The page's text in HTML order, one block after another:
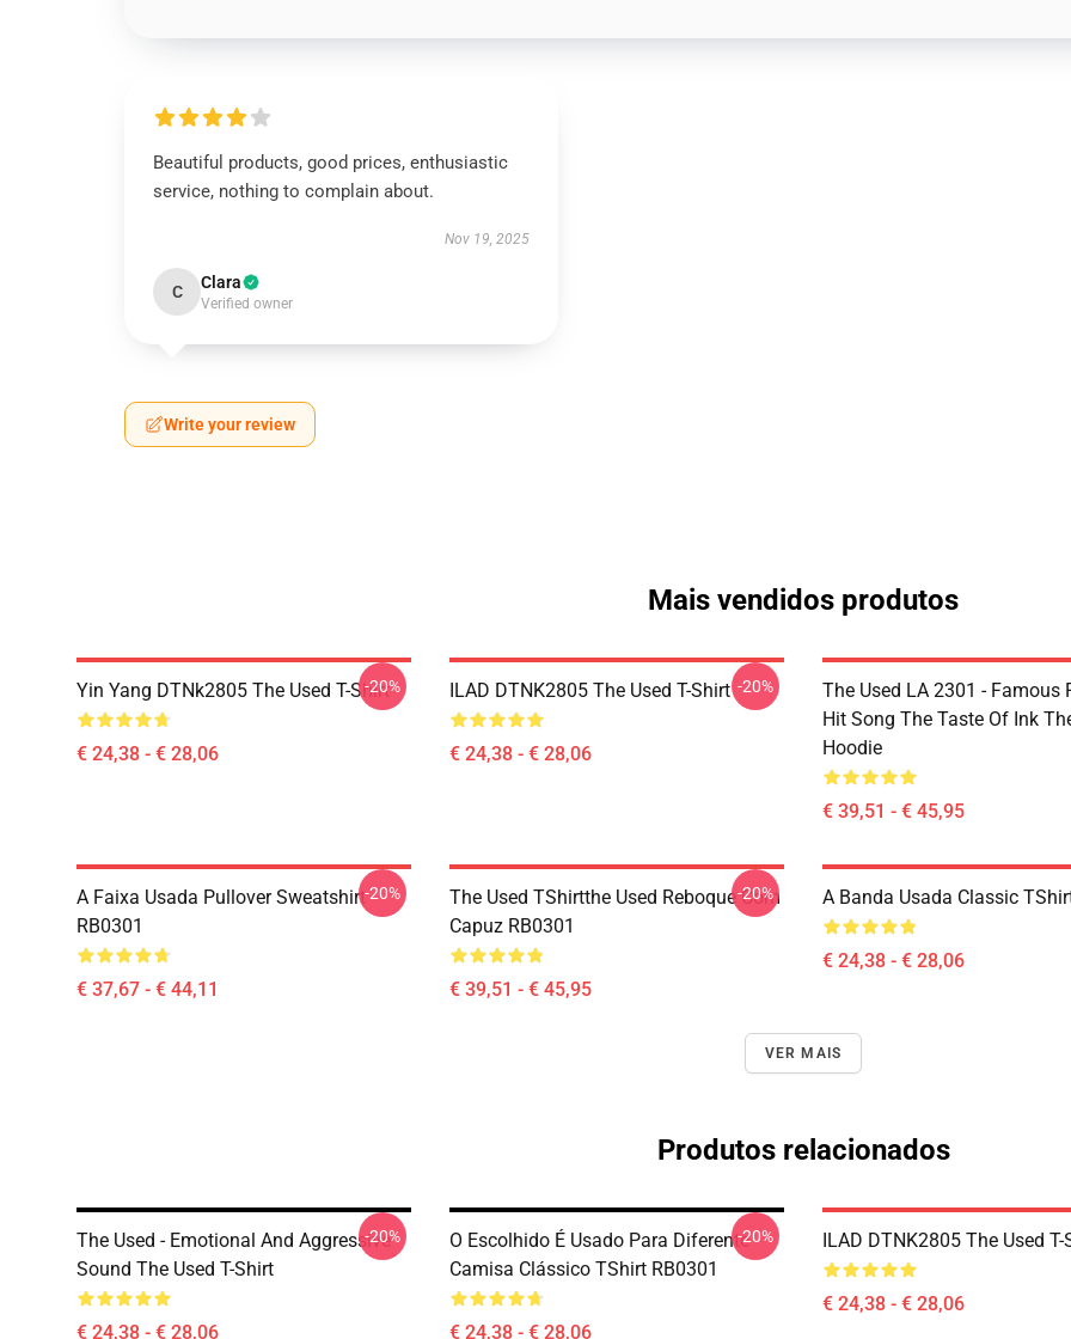
Beautiful products, good prices, enthusiastic
service, nothing to complain about.
Nov 19, 2025
C Clara
Verified owner
Write your review
Mais vendidos produtos
Yin Yang DTNk2805 The Used T-Shirt
€ 24,38 - € 28,06
-20% ILAD DTNK2805 The Used T-Shirt
€ 24,38 - € 28,06
-20%
The Used LA 2301 - Famous
Hit Song The Taste Of Ink
Hoodie
€ 39,51 - € 45,95
A Faixa Usada Pullover Sweatshirt
RB0301
€ 37,67 - € 44,11
-20%
The Used TShirtthe Used Reboque Com
Capuz RB0301
€ 39,51 - € 45,95
-20% A Banda Usada Classic
€ 24,38 - € 28,06
VER MAIS
Produtos relacionados
The Used - Emotional And Aggressive
Sound The Used T-Shirt
€ 24,38 - € 28,06
-20%
O Escolhido É Usado Para Diferente
Camisa Clássico TShirt RB0301
€ 24,38 - € 28,06
-20% ILAD DTNK2805 The Used T-
€ 24,38 - € 28,06